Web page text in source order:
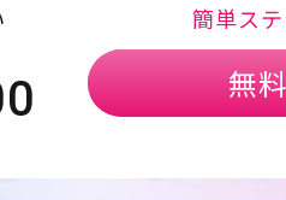
簡単ス
無